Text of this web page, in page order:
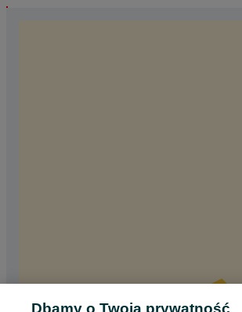
Dbamy o Twoją prywatność